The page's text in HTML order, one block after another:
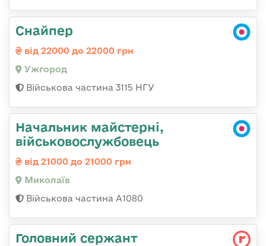
Снайпер
від 22000 до 22000 грн
Ужгород
Військова частина 3115 НГУ
Начальник майстерні,
військовослужбовець
від 21000 до 21000 грн
Миколаїв
Військова частина А1080
Головний сержант